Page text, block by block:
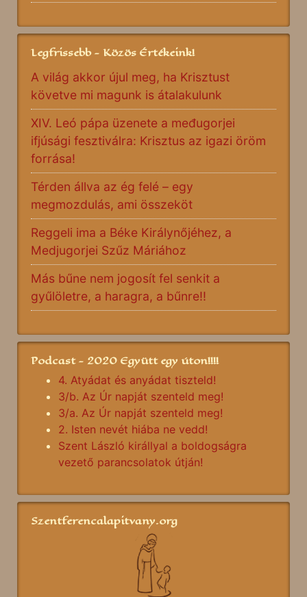
Legfrissebb - Közös Értékeink!
A világ akkor újul meg, ha Krisztust
követve mi magunk is átalakulunk
XIV. Leó pápa üzenete a međugorjei
ifjúsági fesztiválra: Krisztus az igazi öröm
forrása!
Térden állva az ég felé – egy
megmozdulás, ami összeköt
Reggeli ima a Béke Királynőjéhez, a
Medjugorjei Szűz Máriához
Más bűne nem jogosít fel senkit a
gyűlöletre, a haragra, a bűnre!!
Podcast - 2020 Együtt egy úton!!!!
4. Atyádat és anyádat tiszteld!
3/b. Az Úr napját szenteld meg!
3/a. Az Úr napját szenteld meg!
2. Isten nevét hiába ne vedd!
Szent László királlyal a boldogságra
vezető parancsolatok útján!
Szentferencalapitvany.org